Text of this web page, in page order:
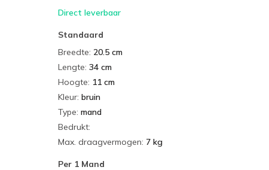
Direct leverbaar
Standaard
Breedte: 20.5 cm
Lengte: 34 cm
Hoogte: 11 cm
Kleur: bruin
Type: mand
Bedrukt:
Max. draagvermogen: 7 kg
Per 1 Mand